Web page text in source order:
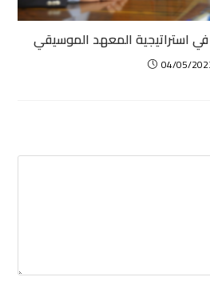
استراتيجية المعهد الموسيقي
04/05/